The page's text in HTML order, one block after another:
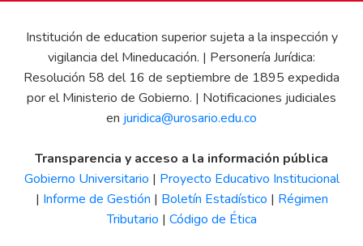
Institución de education superior sujeta a la inspección y
vigilancia del Mineducación. | Personería Jurídica:
Resolución 58 del 16 de septiembre de 1895 expedida
por el Ministerio de Gobierno. | Notificaciones judiciales
en juridica@urosario.edu.co
Transparencia y acceso a la información pública
Gobierno Universitario | Proyecto Educativo Institucional
| Informe de Gestión | Boletín Estadístico | Régimen
Tributario | Código de Ética